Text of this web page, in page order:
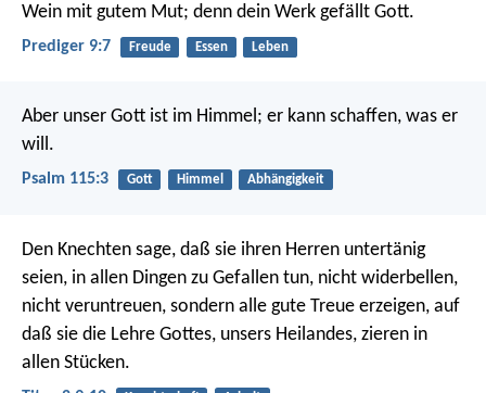
Wein mit gutem Mut; denn dein Werk gefällt Gott.
Prediger 9:7 Freude Essen Leben
Aber unser Gott ist im Himmel; er kann schaffen, was er
will.
Psalm 115:3 Gott Himmel Abhängigkeit
Den Knechten sage, daß sie ihren Herren untertänig
seien, in allen Dingen zu Gefallen tun, nicht widerbellen,
nicht veruntreuen, sondern alle gute Treue erzeigen, auf
daß sie die Lehre Gottes, unsers Heilandes, zieren in
allen Stücken.